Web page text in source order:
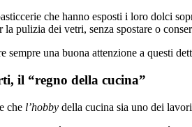
che hanno esposti i loro dolci
la pulizia dei vetri, senza spostare o
sempre una buona attenzione a questi
il “regno della cucina”
che l’hobby della cucina sia uno dei